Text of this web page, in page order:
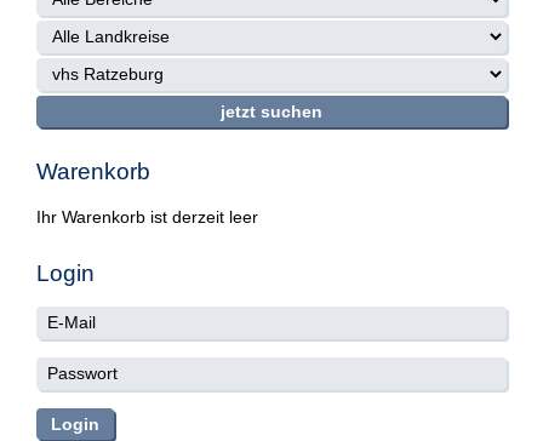
Warenkorb
Ihr Warenkorb ist derzeit leer
Login